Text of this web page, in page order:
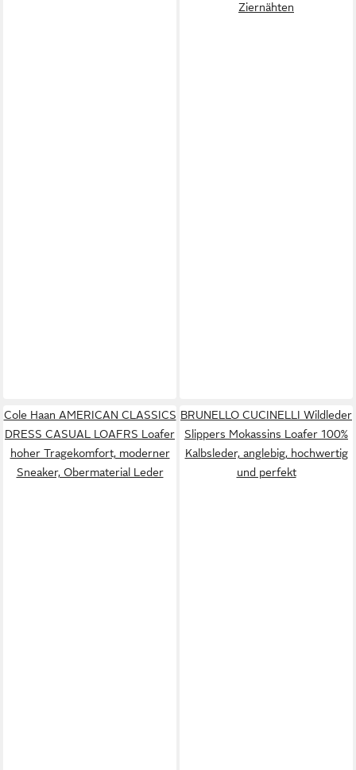
Ziernähten
Cole Haan AMERICAN CLASSICS
DRESS CASUAL LOAFRS Loafer
hoher Tragekomfort, moderner
Sneaker, Obermaterial Leder
BRUNELLO CUCINELLI Wildleder
Slippers Mokassins Loafer 100%
Kalbsleder, anglebig, hochwertig
und perfekt